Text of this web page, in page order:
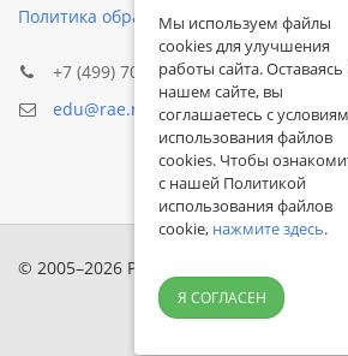
Политика обработки персональных
+7 (499) 705-72-30
edu@rae.ru
© 2005–2026 Российская академия
Мы используем файлы
cookies для улучшения
работы сайта. Оставаясь
нашем сайте, вы
соглашаетесь с
использования файлов
cookies. Чтобы
с нашей Политикой
использования файлов
cookie, нажмите здесь.
Я СОГЛАСЕН